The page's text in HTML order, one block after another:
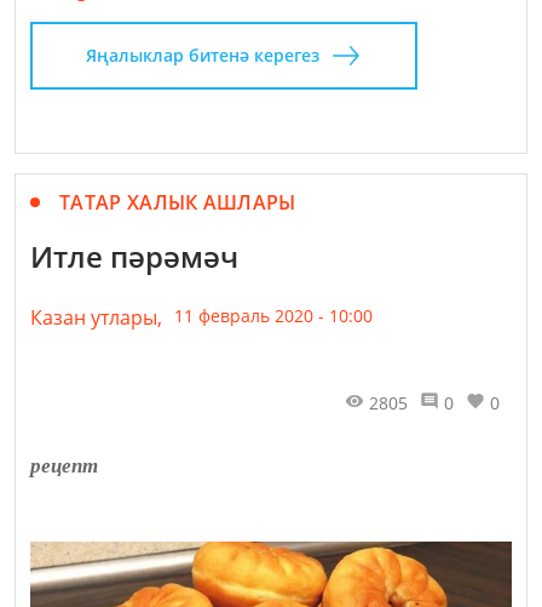
Яңалыклар битенә керегез
ТАТАР ХАЛЫК АШЛАРЫ
Итле пәрәмәч
Казан утлары, 11 февраль 2020 - 10:00
2805 0 0
рецепт